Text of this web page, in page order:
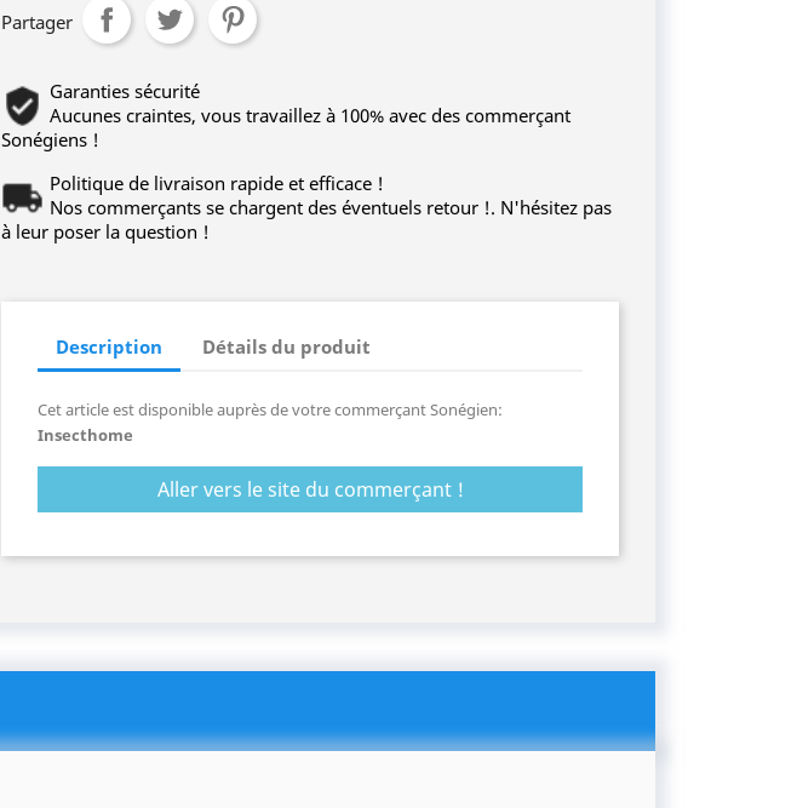
Partager
Garanties sécurité
Aucunes craintes, vous travaillez à 100% avec des commerçant
Sonégiens !
Politique de livraison rapide et efficace !
Nos commerçants se chargent des éventuels retour !. N'hésitez pas
à leur poser la question !
Description Détails du produit
Cet article est disponible auprès de votre commerçant Sonégien:
Insecthome
Aller vers le site du commerçant !